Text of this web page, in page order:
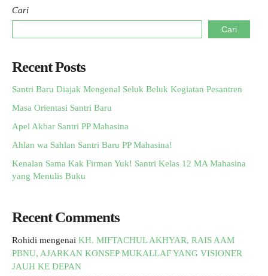
Cari
Cari
Recent Posts
Santri Baru Diajak Mengenal Seluk Beluk Kegiatan Pesantren
Masa Orientasi Santri Baru
Apel Akbar Santri PP Mahasina
Ahlan wa Sahlan Santri Baru PP Mahasina!
Kenalan Sama Kak Firman Yuk! Santri Kelas 12 MA Mahasina
yang Menulis Buku
Recent Comments
Rohidi mengenai KH. MIFTACHUL AKHYAR, RAIS AAM
PBNU, AJARKAN KONSEP MUKALLAF YANG VISIONER
JAUH KE DEPAN